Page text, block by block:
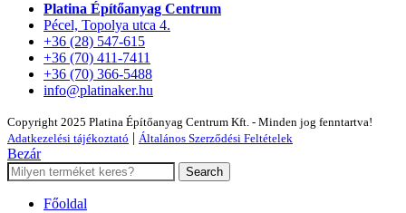
Platina Építőanyag Centrum
Pécel, Topolya utca 4.
+36 (28) 547-615
+36 (70) 411-7411
+36 (70) 366-5488
info@platinaker.hu
Copyright 2025 Platina Építőanyag Centrum Kft. - Minden jog fenntartva!
Adatkezelési tájékoztató
Általános Szerződési Feltételek
Bezár
Search
Főoldal